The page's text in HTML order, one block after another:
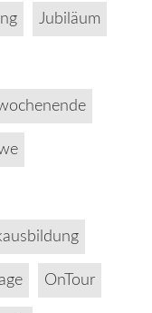
Jubiläum
OnTour